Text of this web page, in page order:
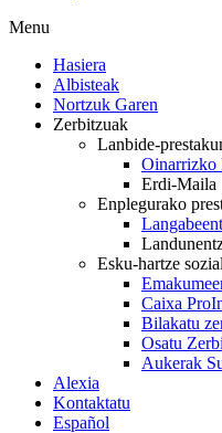
Menu
Hasiera
Albisteak
Nortzuk Garen
Zerbitzuak
Lanbide-
Oinarrizko
Erdi-Maila
Enplegurako
Esku-hartze
Caixa
Bilakatu
Osatu
Aukerak
Alexia
Kontaktatu
Español